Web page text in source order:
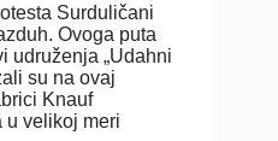
Surduličani
Ovoga puta
udruženja „Udahni
su na ovaj
Knauf
u velikoj meri